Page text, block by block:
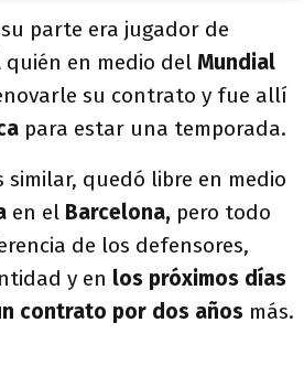
parte era jugador de
quién en medio del Mundial
su contrato y fue allí
para estar una temporada.
similar, quedó libre en medio
en el Barcelona, pero todo
de los defensores,
y en los próximos días
contrato por dos años más.